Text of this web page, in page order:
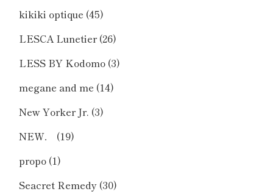
kikiki optique (45)
LESCA Lunetier(26)
LESS BY Kodomo (3)
megane and me (14)
New Yorker Jr. (3)
NEW．
(19)
propo (1)
Seacret Remedy (30)